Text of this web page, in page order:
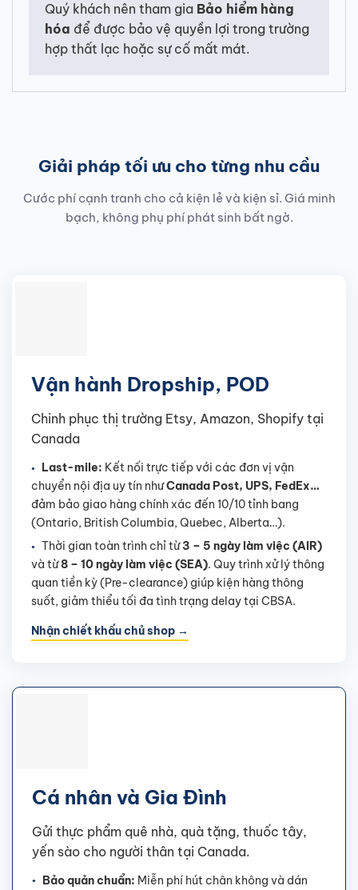
Quý khách nên tham gia Bảo hiểm hàng
hóa để được bảo vệ quyền lợi trong trường
hợp thất lạc hoặc sự cố mất mát.
Giải pháp tối ưu cho từng nhu cầu
Cước phí cạnh tranh cho cả kiện lẻ và kiện sỉ. Giá minh
bạch, không phụ phí phát sinh bất ngờ.
Vận hành Dropship, POD
Chinh phục thị trường Etsy, Amazon, Shopify tại
Canada
Last-mile: Kết nối trực tiếp với các đơn vị vận
chuyển nội địa uy tín nhưCanada Post, UPS, FedEx…
đảm bảo giao hàng chính xác đến 10/10 tỉnh bang
(Ontario, British Columbia, Quebec, Alberta…).
Thời gian toàn trình chỉ từ3 – 5 ngày làm việc (AIR)
và từ8 – 10 ngày làm việc (SEA). Quy trình xử lý thông
quan tiền kỳ (Pre-clearance) giúp kiện hàng thông
suốt, giảm thiểu tối đa tình trạng delay tại CBSA.
Nhận chiết khấu chủ shop →
Cá nhân và Gia Đình
Gửi thực phẩm quê nhà, quà tặng, thuốc tây,
yến sào cho người thân tại Canada.
Bảo quản chuẩn: Miễn phí hút chân không và dán